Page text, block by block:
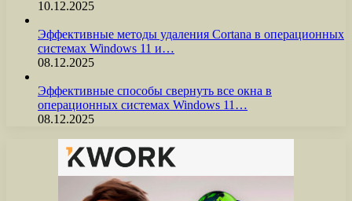
10.12.2025
Эффективные методы удаления Cortana в операционных
системах Windows 11 и…
08.12.2025
Эффективные способы свернуть все окна в
операционных системах Windows 11…
08.12.2025